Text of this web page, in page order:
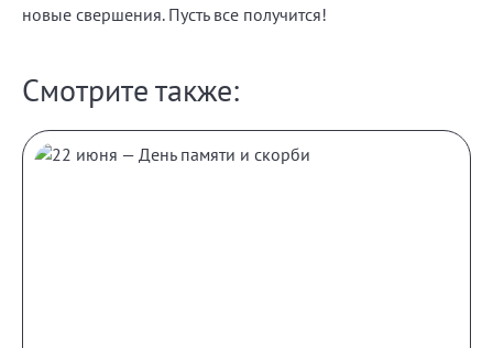
новые свершения. Пусть все получится!
Смотрите также: